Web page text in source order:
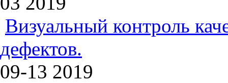
Визуальный контроль
дефектов.
09-13 2019